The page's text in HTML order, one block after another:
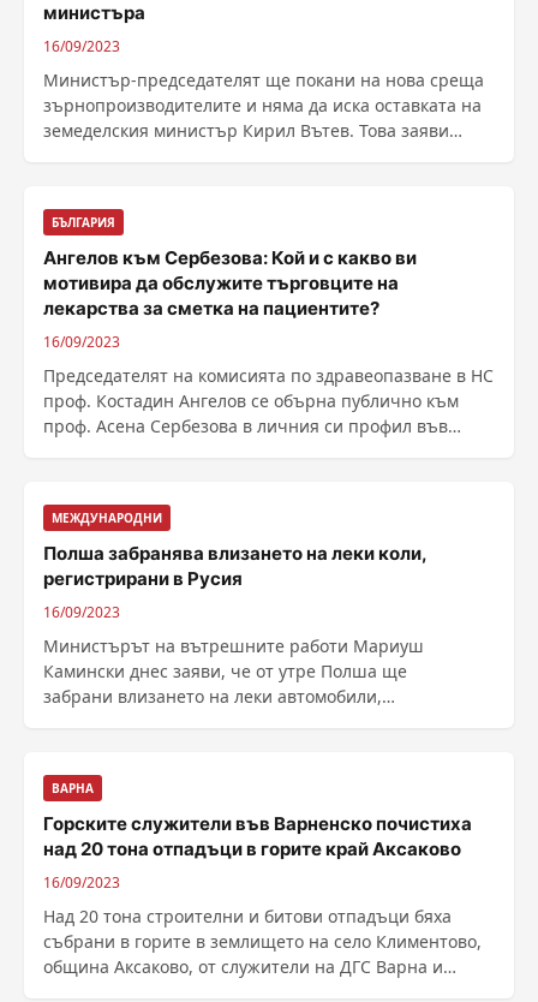
министъра
16/09/2023
Министър-председателят ще покани на нова среща
зърнопроизводителите и няма да иска оставката на
земеделския министър Кирил Вътев. Това заяви
БЪЛГАРИЯ
Ангелов към Сербезова: Кой и с какво ви
мотивира да обслужите търговците на
лекарства за сметка на пациентите?
16/09/2023
Председателят на комисията по здравеопазване в НС
проф. Костадин Ангелов се обърна публично към
проф. Асена Сербезова в личния си профил във
МЕЖДУНАРОДНИ
Полша забранява влизането на леки коли,
регистрирани в Русия
16/09/2023
Министърът на вътрешните работи Мариуш
Камински днес заяви, че от утре Полша ще
забрани влизането на леки автомобили,
ВАРНА
Горските служители във Варненско почистиха
над 20 тона отпадъци в горите край Аксаково
16/09/2023
Над 20 тона строителни и битови отпадъци бяха
събрани в горите в землището на село Климентово,
община Аксаково, от служители на ДГС Варна и